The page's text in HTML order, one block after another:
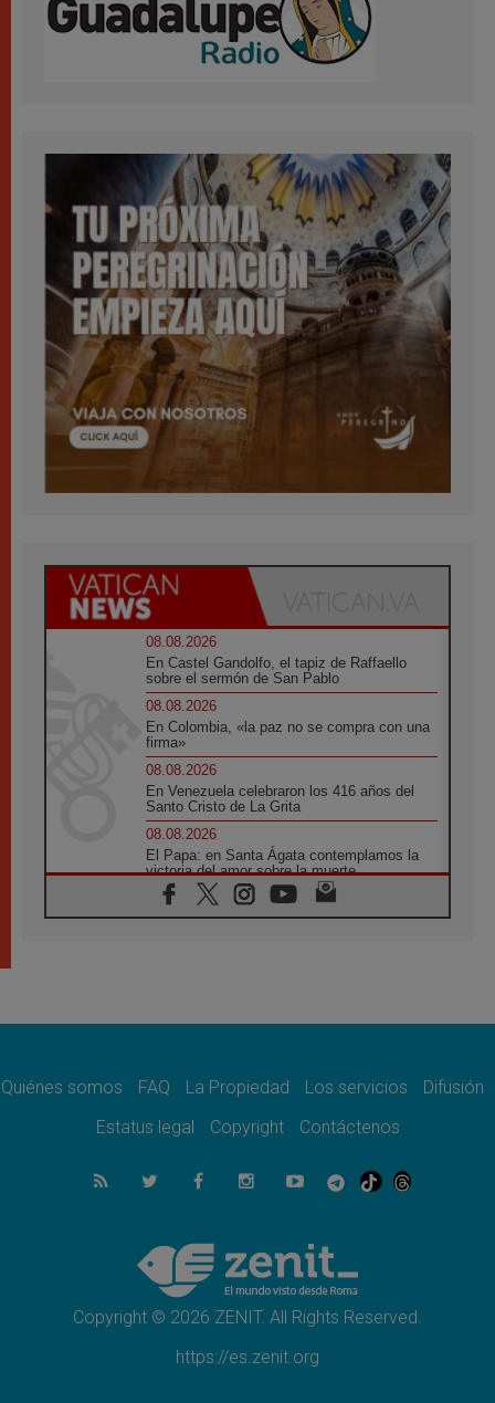
08.08.2026
En Castel Gandolfo, el tapiz de Raffaello
sobre el sermón de San Pablo
08.08.2026
En Colombia, «la paz no se compra con una
firma»
08.08.2026
En Venezuela celebraron los 416 años del
Santo Cristo de La Grita
08.08.2026
El Papa: en Santa Ágata contemplamos la
victoria del amor sobre la muerte
08.08.2026
León XIV visitará el Santuario de la Madre
07.08.2026
07.08.2026
el compromiso del cristiano"
La matanza de niños en Gaza no cesa: 300
muertos en 300 días
Tagle: La guerra desfigura el mundo, solo la
revelación de Dios lo transfigura
Quiénes somos FAQ La Propiedad Los servicios
Difusión
Estatus legal
Copyright Contáctenos
Copyright © 2026 ZENIT. All Rights Reserved.
https://es.zenit.org